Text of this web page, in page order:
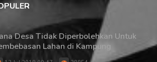
Desa Tidak Diperbolehkan Untuk
Lahan di Kampung